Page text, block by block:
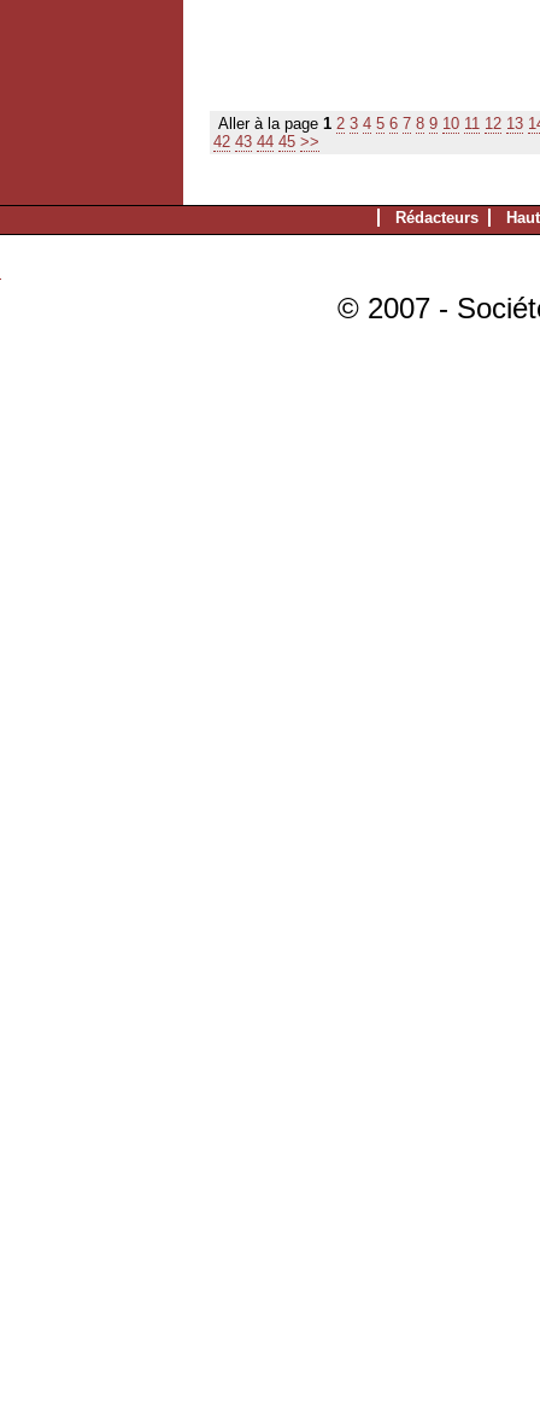
Aller à la page 1 2 3 4 5 6 7 8 9 10 11 12 13
42 43 44 45 >>
Rédacteurs
© 2007 -